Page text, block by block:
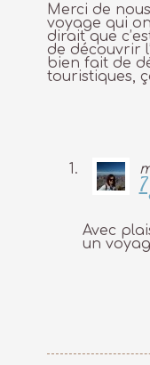
Merci de
voyage qui
dirait que
de découvrir
bien fait de
touristiques,
Avec
un